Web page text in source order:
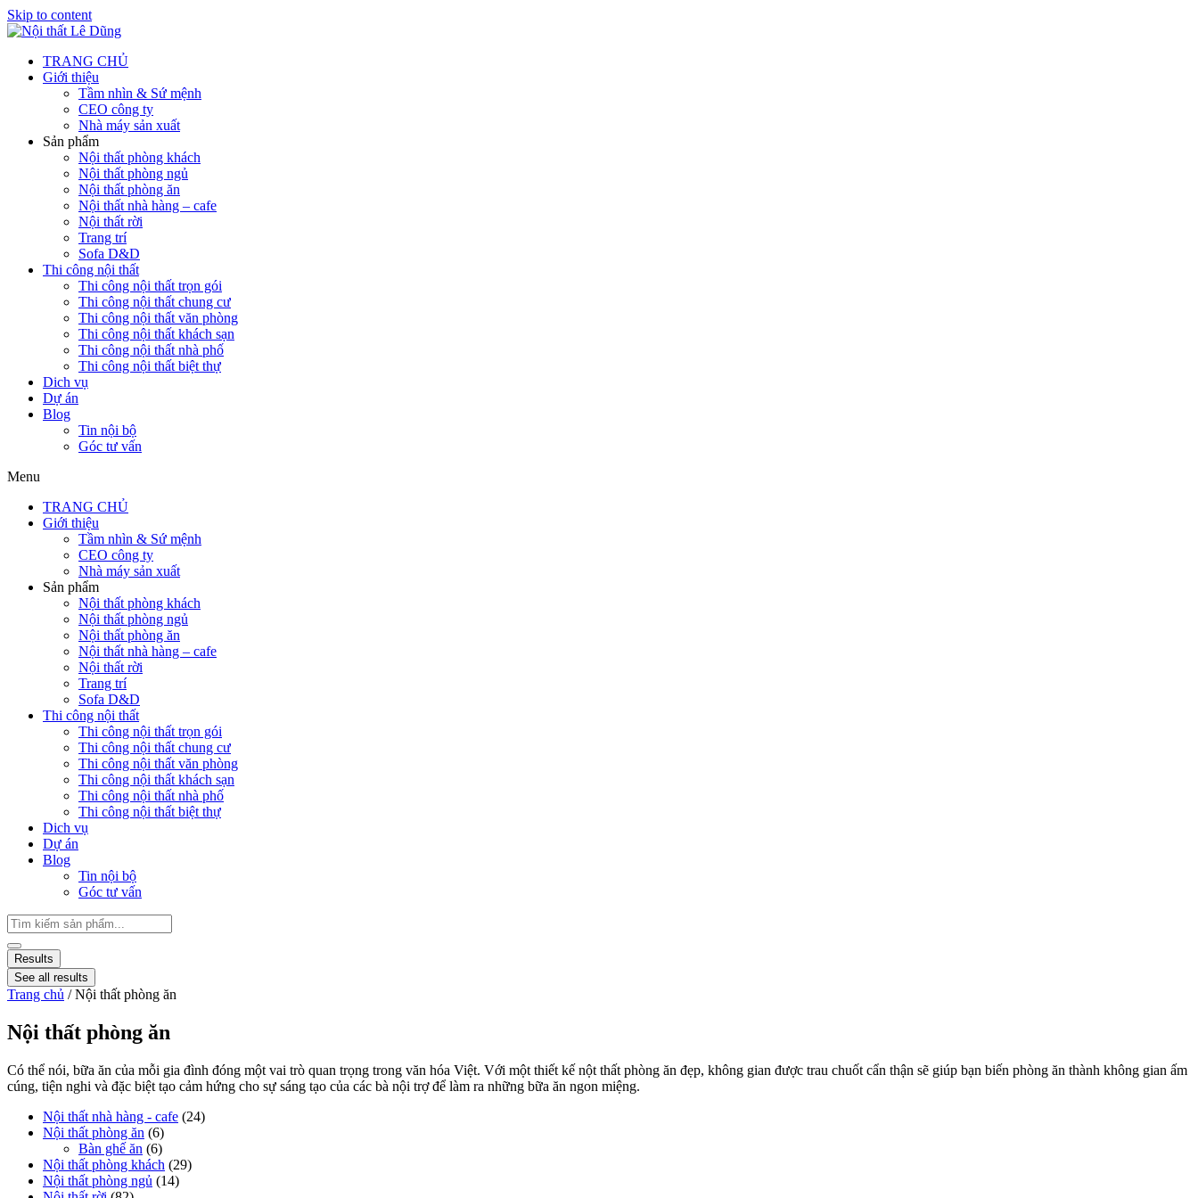
Skip to content
TRANG CHỦ
Giới thiệu
Tầm nhìn & Sứ mệnh
CEO công ty
Nhà máy sản xuất
Sản phẩm
Nội thất phòng khách
Nội thất phòng ngủ
Nội thất phòng ăn
Nội thất nhà hàng – cafe
Nội thất rời
Trang trí
Sofa D&D
Thi công nội thất
Thi công nội thất trọn gói
Thi công nội thất chung cư
Thi công nội thất văn phòng
Thi công nội thất khách sạn
Thi công nội thất nhà phố
Thi công nội thất biệt thự
Dich vụ
Dự án
Blog
Tin nội bộ
Góc tư vấn
Menu
TRANG CHỦ
Giới thiệu
Tầm nhìn & Sứ mệnh
CEO công ty
Nhà máy sản xuất
Sản phẩm
Nội thất phòng khách
Nội thất phòng ngủ
Nội thất phòng ăn
Nội thất nhà hàng – cafe
Nội thất rời
Trang trí
Sofa D&D
Thi công nội thất
Thi công nội thất trọn gói
Thi công nội thất chung cư
Thi công nội thất văn phòng
Thi công nội thất khách sạn
Thi công nội thất nhà phố
Thi công nội thất biệt thự
Dich vụ
Dự án
Blog
Tin nội bộ
Góc tư vấn
Results
See all results
Trang chủ / Nội thất phòng ăn
Nội thất phòng ăn
Có thể nói, bữa ăn của mỗi gia đình đóng một vai trò quan trọng trong văn hóa Việt. Với một thiết kế nột thất phòng ăn đẹp, không gian được trau chuốt cẩn thận sẽ giúp bạn biến phòng ăn thành không gian ấm
cúng, tiện nghi và đặc biệt tạo cảm hứng cho sự sáng tạo của các bà nội trợ để làm ra những bữa ăn ngon miệng.
Nội thất nhà hàng - cafe (24)
Nội thất phòng ăn (6)
Bàn ghế ăn (6)
Nội thất phòng khách (29)
Nội thất phòng ngủ (14)